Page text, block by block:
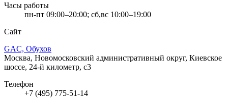
Часы работы
пн-пт 09:00–20:00; сб,вс 10:00–19:00
Сайт
GAC, Обухов
Москва, Новомосковский административный округ, Киевское
шоссе, 24-й километр, с3
Телефон
+7 (495) 775-51-14